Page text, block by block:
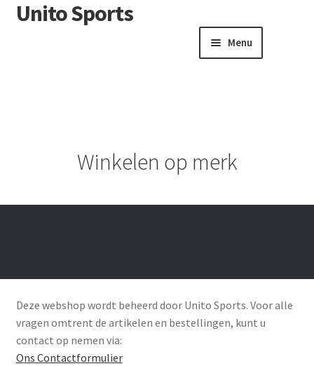
Unito Sports
Menu
Winkelen op merk
Deze webshop wordt beheerd door Unito Sports. Voor alle
vragen omtrent de artikelen en bestellingen, kunt u
contact op nemen via:
Ons Contactformulier